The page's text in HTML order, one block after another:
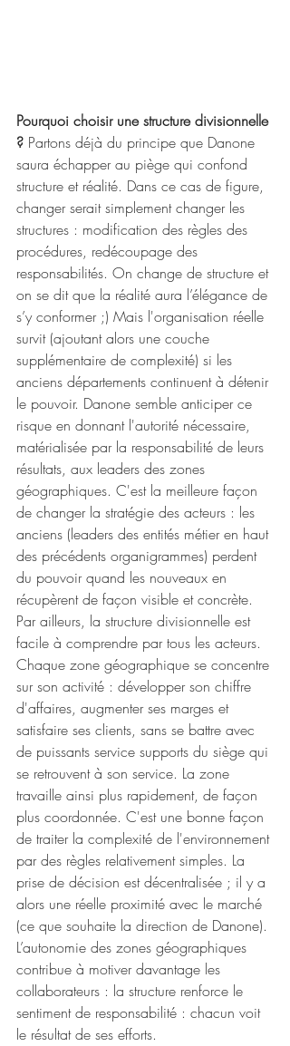
Pourquoi choisir une structure divisionnelle
? Partons déjà du principe que Danone
saura échapper au piège qui confond
structure et réalité. Dans ce cas de figure,
changer serait simplement changer les
structures : modification des règles des
procédures, redécoupage des
responsabilités. On change de structure et
on se dit que la réalité aura l’élégance de
s’y conformer ;) Mais l'organisation réelle
survit (ajoutant alors une couche
supplémentaire de complexité) si les
anciens départements continuent à détenir
le pouvoir. Danone semble anticiper ce
risque en donnant l'autorité nécessaire,
matérialisée par la responsabilité de leurs
résultats, aux leaders des zones
géographiques. C'est la meilleure façon
de changer la stratégie des acteurs : les
anciens (leaders des entités métier en haut
des précédents organigrammes) perdent
du pouvoir quand les nouveaux en
récupèrent de façon visible et concrète.
Par ailleurs, la structure divisionnelle est
facile à comprendre par tous les acteurs.
Chaque zone géographique se concentre
sur son activité : développer son chiffre
d'affaires, augmenter ses marges et
satisfaire ses clients, sans se battre avec
de puissants service supports du siège qui
se retrouvent à son service. La zone
travaille ainsi plus rapidement, de façon
plus coordonnée. C'est une bonne façon
de traiter la complexité de l'environnement
par des règles relativement simples. La
prise de décision est décentralisée ; il y a
alors une réelle proximité avec le marché
(ce que souhaite la direction de Danone).
L’autonomie des zones géographiques
contribue à motiver davantage les
collaborateurs : la structure renforce le
sentiment de responsabilité : chacun voit
le résultat de ses efforts.